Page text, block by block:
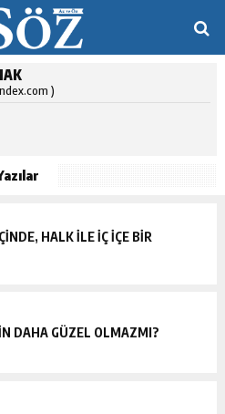
)
HALK ILE IÇ IÇE BIR
DAHA GÜZEL OLMAZMI?